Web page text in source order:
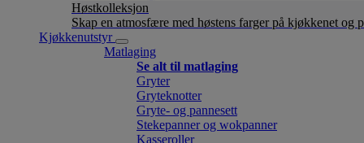
Høstkolleksjon
Skap en atmosfære med høstens farger på kjøkkenet og
Kjøkkenutstyr
Matlaging
Se alt til matlaging
Gryter
Gryteknotter
Gryte- og pannesett
Stekepanner og wokpanner
Kasseroller